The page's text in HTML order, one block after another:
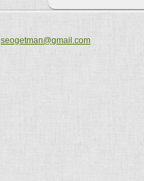
seogetman@gmail.com